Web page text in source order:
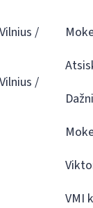
/
/
VMI